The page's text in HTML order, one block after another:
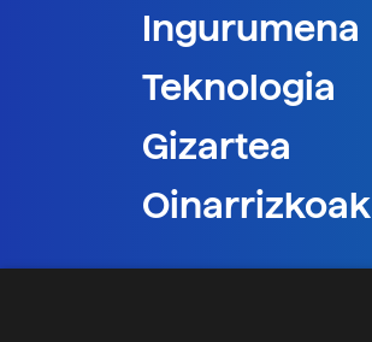
Ingurumena
Teknologia
Gizartea
Oinarrizkoak